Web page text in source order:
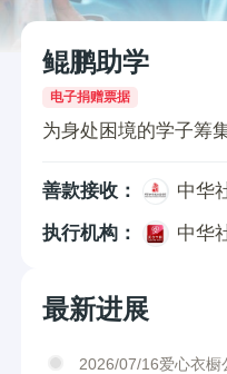
(-^ω^-) 捐助了1元 3
雨巷丁香 捐助了10元
小月亮 捐助了3元
鲲鹏助学
电子捐赠票据
为身处困境的学子筹
善款接收： 中华
执行机构：
中华
最新进展
2026/07/16爱心衣橱